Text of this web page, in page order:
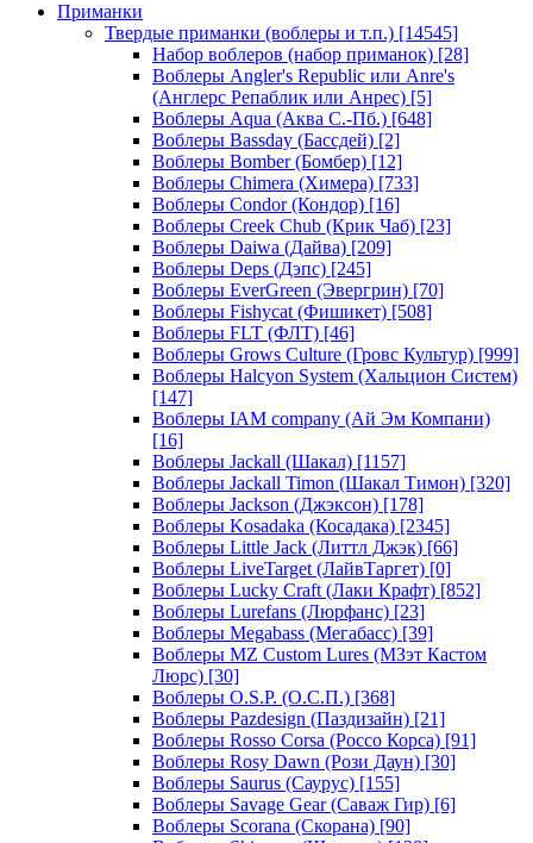
Приманки
Твердые приманки (воблеры и т.п.) [14545]
Набор воблеров (набор приманок) [28]
Воблеры Angler's Republic или Anre's
(Англерс Репаблик или Анрес) [5]
Воблеры Aqua (Аква С.-Пб.) [648]
Воблеры Bassday (Бассдей) [2]
Воблеры Bomber (Бомбер) [12]
Воблеры Chimera (Химера) [733]
Воблеры Condor (Кондор) [16]
Воблеры Creek Chub (Крик Чаб) [23]
Воблеры Daiwa (Дайва) [209]
Воблеры Deps (Дэпс) [245]
Воблеры EverGreen (Эвергрин) [70]
Воблеры Fishycat (Фишикет) [508]
Воблеры FLT (ФЛТ) [46]
Воблеры Grows Culture (Гровс Культур) [999]
Воблеры Halcyon System (Хальцион Систем)
[147]
Воблеры IAM company (Ай Эм Компани)
[16]
Воблеры Jackall (Шакал) [1157]
Воблеры Jackall Timon (Шакал Тимон) [320]
Воблеры Jackson (Джэксон) [178]
Воблеры Kosadaka (Косадака) [2345]
Воблеры Little Jack (Литтл Джэк) [66]
Воблеры LiveTarget (ЛайвТаргет) [0]
Воблеры Lucky Craft (Лаки Крафт) [852]
Воблеры Lurefans (Люрфанс) [23]
Воблеры Megabass (Мегабасс) [39]
Воблеры MZ Custom Lures (МЗэт Кастом
Люрс) [30]
Воблеры O.S.P. (О.С.П.) [368]
Воблеры Pazdesign (Паздизайн) [21]
Воблеры Rosso Corsa (Россо Корса) [91]
Воблеры Rosy Dawn (Рози Даун) [30]
Воблеры Saurus (Саурус) [155]
Воблеры Savage Gear (Саваж Гир) [6]
Воблеры Scorana (Скорана) [90]